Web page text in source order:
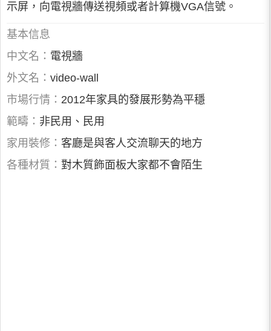
示屏，向電視牆傳送視頻或者計算機VGA信號。
基本信息
中文名： 電視牆
外文名： video-wall
市場行情： 2012年家具的發展形勢為平穩
範疇： 非民用、民用
家用裝修： 客廳是與客人交流聊天的地方
各種材質： 對木質飾面板大家都不會陌生